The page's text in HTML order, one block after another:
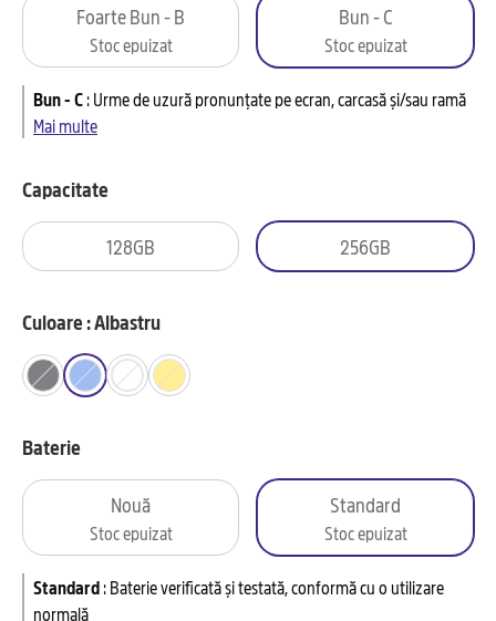
Foarte Bun - B
Stoc epuizat
Bun - C
Stoc epuizat
Bun - C:Urme de uzură pronunțate pe ecran, carcasă și/sau ramă
Mai multe
Capacitate
128GB 256GB
Culoare : Albastru
Baterie
Nouă
Stoc epuizat
Standard
Stoc epuizat
Standard:Baterie verificată și testată, conformă cu o utilizare
normală